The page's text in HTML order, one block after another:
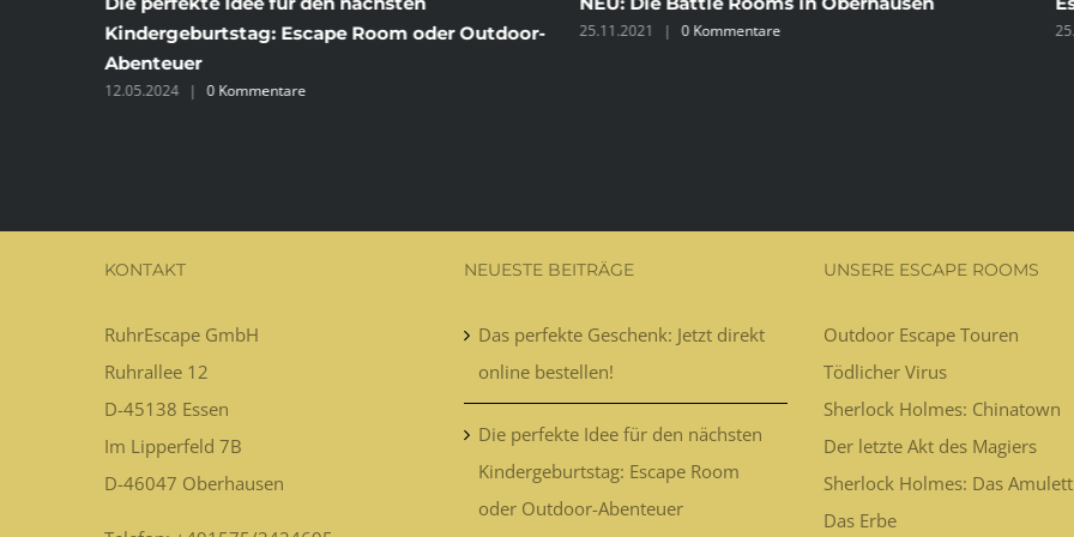
Kindergeburtstag: Escape Room oder Outdoor-
Abenteuer
12.05.2024 | 0 Kommentare
25.11.2021 | 0 Kommentare
KONTAKT
RuhrEscape GmbH
Ruhrallee 12
D-45138 Essen
Im Lipperfeld 7B
D-46047 Oberhausen
NEUESTE BEITRÄGE
Das perfekte Geschenk: Jetzt direkt
online bestellen!
Die perfekte Idee für den nächsten
Kindergeburtstag: Escape Room
oder Outdoor-Abenteuer
UNSERE ESCAPE ROOMS
Outdoor Escape Touren
Tödlicher Virus
Sherlock Holmes: Chinatown
Der letzte Akt des Magiers
Sherlock Holmes: Das Amulett
Das Erbe